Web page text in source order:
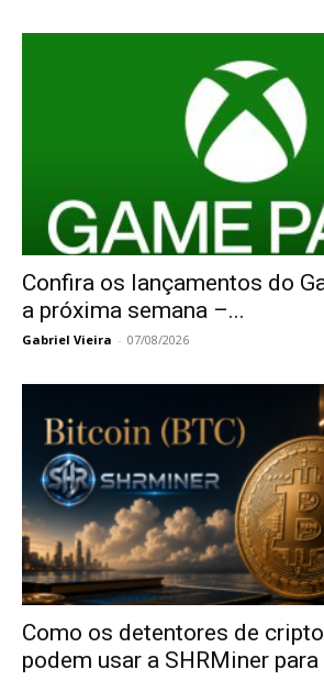
Confira os lançamentos do
a próxima semana –...
Gabriel Vieira - 07/08/2026
Como os detentores de
podem usar a SHRMiner para